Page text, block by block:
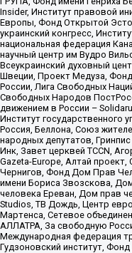
Insider, Институт правовой
Европы, Фонд Открытой
украинский конгресс,
национальная федерация
научный центр им Вудро
Всеукраинский духовный
Швеции, Проект Медуза,
России, Лига Свободных
Свободных Народов
движением в России –
Институт государственного
Россия, Беллона, Союз
народных депутатов,
Инк, Завет церквей TCCN,
Gazeta-Europe, Алтай
Чернигов, Фонд Дом Прав
имени Бориса Звозскова,
человека Ереван, Дом прав
Studios, ТВ Дождь, Центр
Мартенса, Сетевое
АЛЛАТРА, За свободную
Международная федерация
Гудзоновский институт,